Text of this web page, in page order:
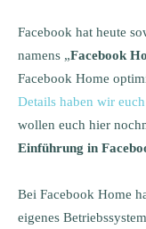
Facebook hat heute
namens „Facebook
Facebook Home
Details haben wir
wollen euch hier
Einführung in
Bei Facebook Home
eigenes